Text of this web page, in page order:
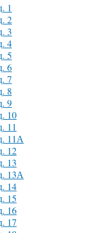
1
2
3
4
5
6
7
8
9
10
11
11А
12
13
13А
14
15
16
17